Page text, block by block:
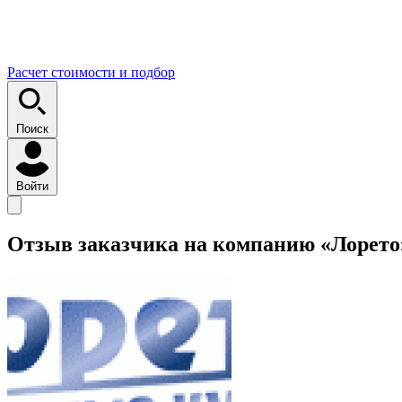
Расчет стоимости и подбор
Поиск
Войти
Отзыв заказчика на компанию